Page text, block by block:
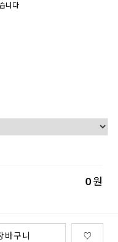
니다
0원
바구니 ♡